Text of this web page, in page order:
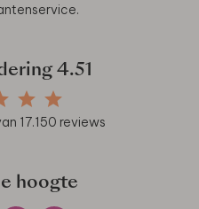
.
4.51
17.150 reviews
hoogte